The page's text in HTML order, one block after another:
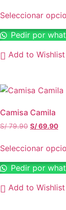
Seleccionar
Este
producto
tiene
múltiples
Las
se
pueden
elegir
en
página
producto
Pedir por
Add to Wishlist
Camisa Camila
S/79.90 El
original
S/ 79.90.
S/69.90El
S/
Seleccionar
Este
producto
tiene
múltiples
Pedir por
Add to Wishlist